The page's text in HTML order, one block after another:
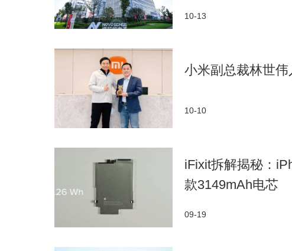
10-13
小米副总裁林世伟
10-10
iFixit拆解揭秘：
款3149mAh电芯
09-19